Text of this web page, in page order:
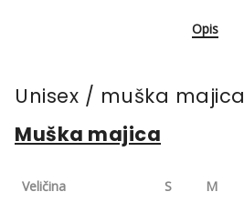
Opis
Unisex / muška majica
Muška majica
Veličina S M